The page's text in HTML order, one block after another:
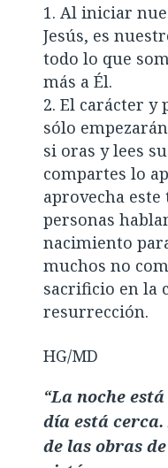
Al iniciar
Jesús, es
todo lo que
más a Él.
El carácter y
sólo
si oras y lees
compartes lo
aprovecha
personas
nacimiento
muchos no
sacrificio en la
resurrección.
HG/MD
“La noche
día está cerca.
de las obras